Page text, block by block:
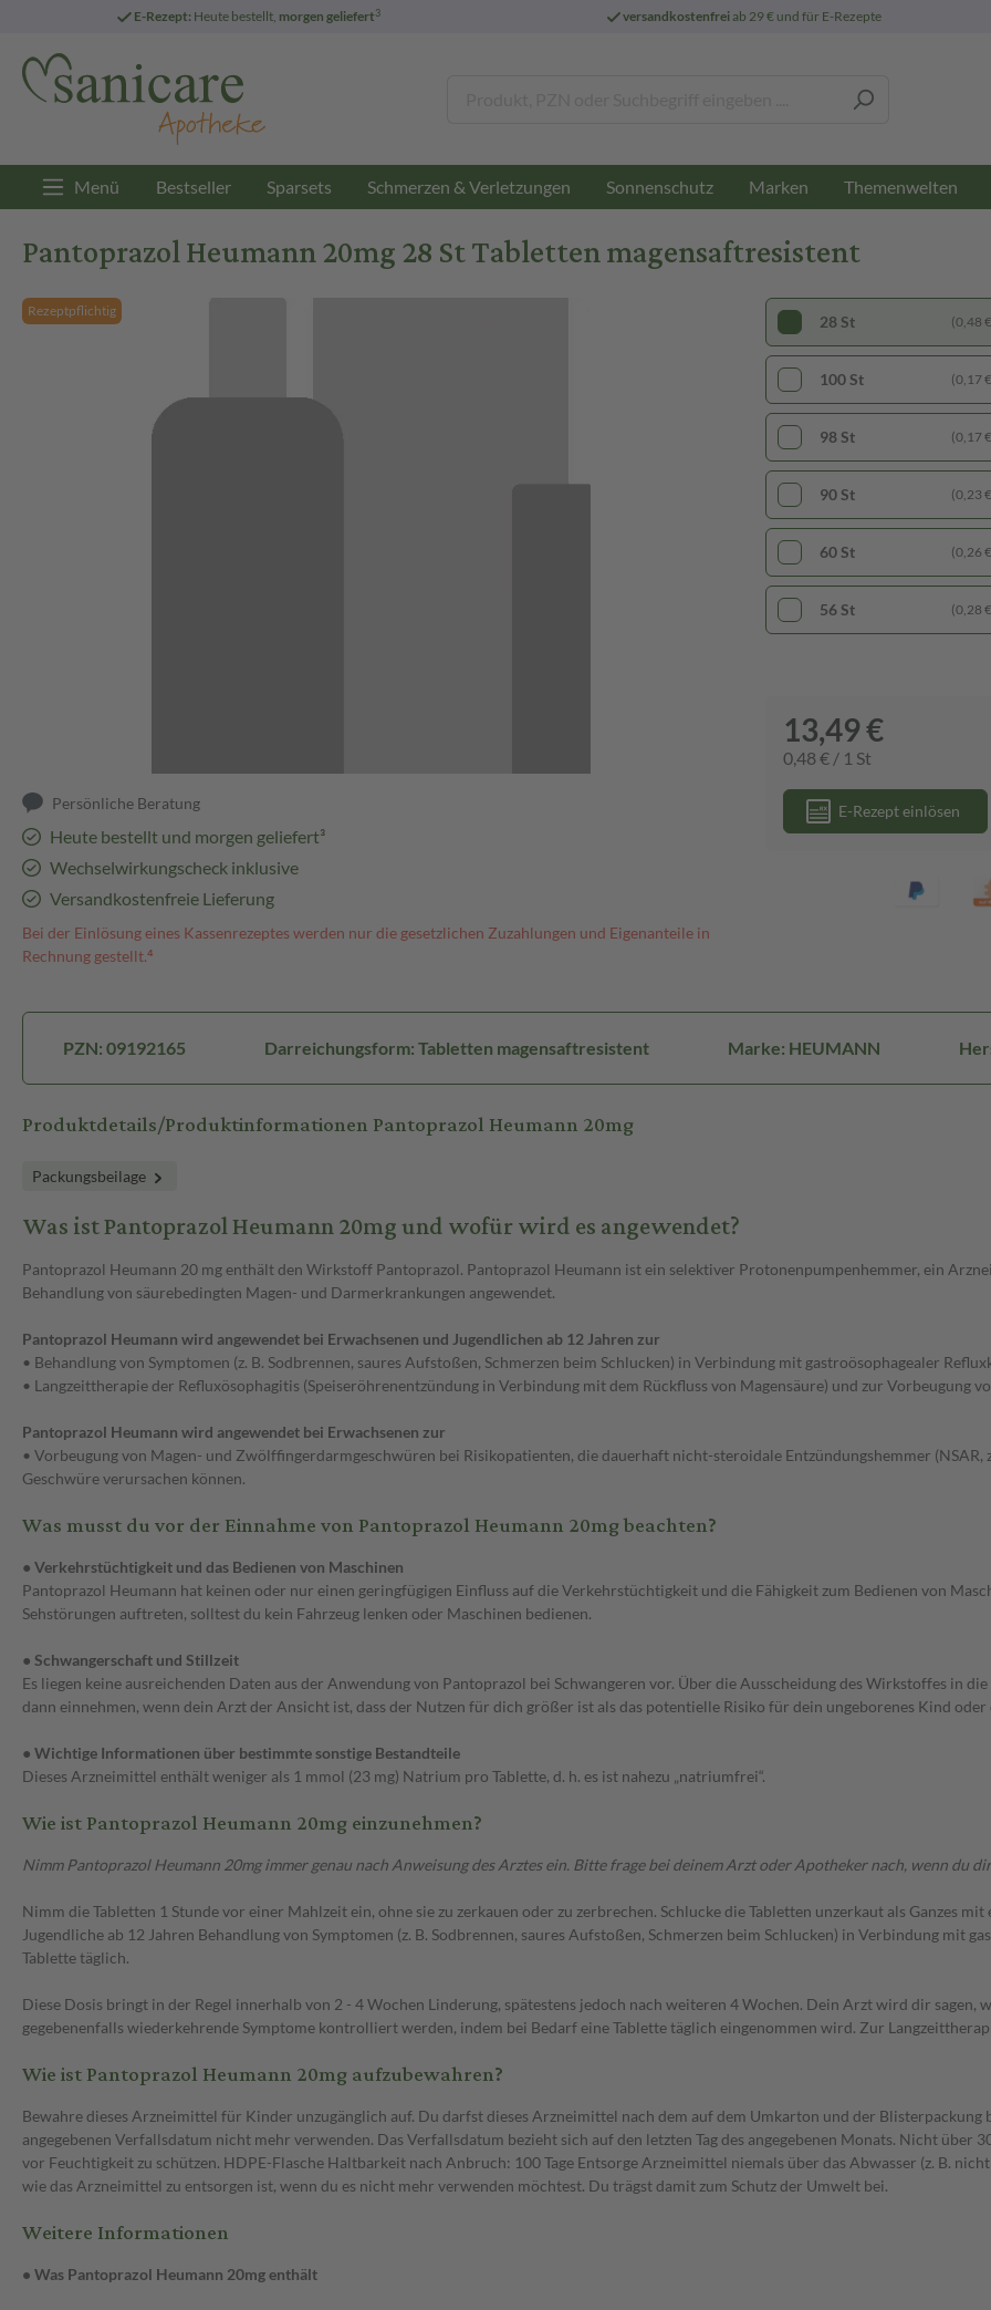
E-Rezept: Heute bestellt, morgen geliefert3 versandkostenfreiab 29 € und für E-Rezepte
Menü Bestseller Sparsets Schmerzen & Verletzungen Sonnenschutz Marken Themenwelten
Pantoprazol Heumann 20mg 28 St Tabletten magensaftresistent
Rezeptpflichtig
Persönliche Beratung
Heute bestellt und morgen geliefert³
Wechselwirkungscheck inklusive
Versandkostenfreie Lieferung
Bei der Einlösung eines Kassenrezeptes werden nur die gesetzlichen Zuzahlungen und Eigenanteile in
Rechnung gestellt.⁴
100 St (0,17
98 St (0,17
90 St (0,23
60 St (0,26
56 St (0,28
28 St (0,48
13,49 €
0,48 € / 1 St
E-Rezept einlösen
PZN: 09192165 Darreichungsform: Tabletten magensaftresistent Marke: HEUMANN
Produktdetails/Produktinformationen Pantoprazol Heumann 20mg
Packungsbeilage
Was ist Pantoprazol Heumann 20mg und wofür wird es angewendet?
Pantoprazol Heumann 20 mg enthält den Wirkstoff Pantoprazol. Pantoprazol Heumann ist ein selektiver Protonenpumpenhemmer, ein
Behandlung von säurebedingten Magen- und Darmerkrankungen angewendet.
Pantoprazol Heumann wird angewendet bei Erwachsenen und Jugendlichen ab 12 Jahren zur
• Behandlung von Symptomen (z. B. Sodbrennen, saures Aufstoßen, Schmerzen beim Schlucken) in Verbindung mit gastroösophagealer
• Langzeittherapie der Refluxösophagitis (Speiseröhrenentzündung in Verbindung mit dem Rückfluss von Magensäure) und zur Vorbeugung
Pantoprazol Heumann wird angewendet bei Erwachsenen zur
• Vorbeugung von Magen- und Zwölffingerdarmgeschwüren bei Risikopatienten, die dauerhaft nicht-steroidale Entzündungshemmer (NSAR,
Geschwüre verursachen können.
Was musst du vor der Einnahme von Pantoprazol Heumann 20mg beachten?
● Verkehrstüchtigkeit und das Bedienen von Maschinen
Pantoprazol Heumann hat keinen oder nur einen geringfügigen Einfluss auf die Verkehrstüchtigkeit und die Fähigkeit zum Bedienen von
Sehstörungen auftreten, solltest du kein Fahrzeug lenken oder Maschinen bedienen.
● Schwangerschaft und Stillzeit
Es liegen keine ausreichenden Daten aus der Anwendung von Pantoprazol bei Schwangeren vor. Über die Ausscheidung des Wirkstoffes in
dann einnehmen, wenn dein Arzt der Ansicht ist, dass der Nutzen für dich größer ist als das potentielle Risiko für dein ungeborenes Kind oder
● Wichtige Informationen über bestimmte sonstige Bestandteile
Dieses Arzneimittel enthält weniger als 1 mmol (23 mg) Natrium pro Tablette, d. h. es ist nahezu „natriumfrei“.
Wie ist Pantoprazol Heumann 20mg einzunehmen?
Nimm Pantoprazol Heumann 20mg immer genau nach Anweisung des Arztes ein. Bitte frage bei deinem Arzt oder Apotheker nach, wenn du
Nimm die Tabletten 1 Stunde vor einer Mahlzeit ein, ohne sie zu zerkauen oder zu zerbrechen. Schlucke die Tabletten unzerkaut als Ganzes
Jugendliche ab 12 Jahren Behandlung von Symptomen (z. B. Sodbrennen, saures Aufstoßen, Schmerzen beim Schlucken) in Verbindung mit
Tablette täglich.
Diese Dosis bringt in der Regel innerhalb von 2 - 4 Wochen Linderung, spätestens jedoch nach weiteren 4 Wochen. Dein Arzt wird dir
gegebenenfalls wiederkehrende Symptome kontrolliert werden, indem bei Bedarf eine Tablette täglich eingenommen wird. Zur
Wie ist Pantoprazol Heumann 20mg aufzubewahren?
Bewahre dieses Arzneimittel für Kinder unzugänglich auf. Du darfst dieses Arzneimittel nach dem auf dem Umkarton und der Blisterpackung
angegebenen Verfallsdatum nicht mehr verwenden. Das Verfallsdatum bezieht sich auf den letzten Tag des angegebenen Monats. Nicht über
vor Feuchtigkeit zu schützen. HDPE-Flasche Haltbarkeit nach Anbruch: 100 Tage Entsorge Arzneimittel niemals über das Abwasser (z. B.
wie das Arzneimittel zu entsorgen ist, wenn du es nicht mehr verwenden möchtest. Du trägst damit zum Schutz der Umwelt bei.
Weitere Informationen
• Was Pantoprazol Heumann 20mg enthält